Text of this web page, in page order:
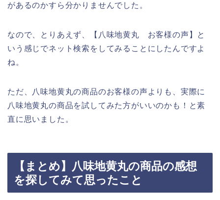
があるのかすら分かりませんでした。
なので、とりあえず、【八味地黄丸 お客様の声】と
いう感じでネット検索をしてみることにしたんですよ
ね。
ただ、八味地黄丸の商品のお客様の声よりも、実際に
八味地黄丸の商品を試してみた方がいいのかも！と素
直に思いました。
【まとめ】八味地黄丸の商品の感想
を探してみて思ったこと